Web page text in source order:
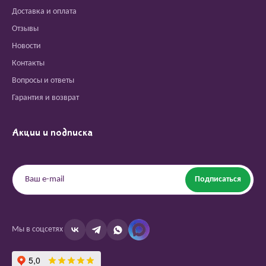
Доставка и оплата
Отзывы
Новости
Контакты
Вопросы и ответы
Гарантия и возврат
Акции и подписка
Подписаться
Мы в соцсетях